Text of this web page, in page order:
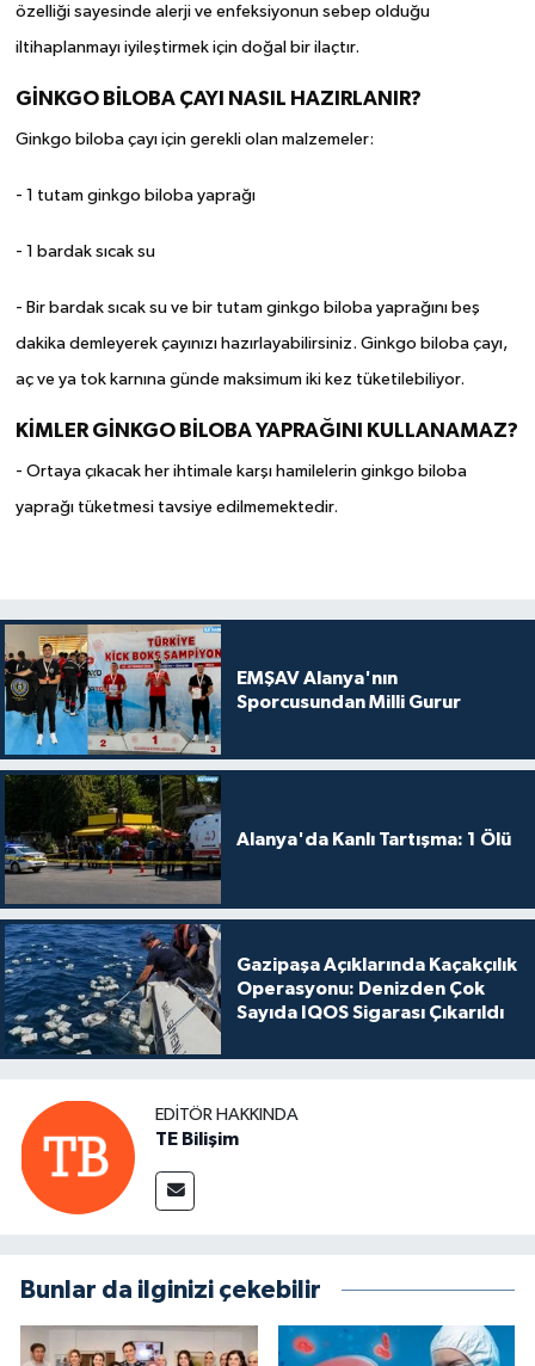
özelliği sayesinde alerji ve enfeksiyonun sebep olduğu
iltihaplanmayı iyileştirmek için doğal bir ilaçtır.
GİNKGO BİLOBA ÇAYI NASIL HAZIRLANIR?
Ginkgo biloba çayı için gerekli olan malzemeler:
- 1 tutam ginkgo biloba yaprağı
- 1 bardak sıcak su
- Bir bardak sıcak su ve bir tutam ginkgo biloba yaprağını beş
dakika demleyerek çayınızı hazırlayabilirsiniz. Ginkgo biloba çayı,
aç ve ya tok karnına günde maksimum iki kez tüketilebiliyor.
KİMLER GİNKGO BİLOBA YAPRAĞINI KULLANAMAZ?
- Ortaya çıkacak her ihtimale karşı hamilelerin ginkgo biloba
yaprağı tüketmesi tavsiye edilmemektedir.
EMŞAV Alanya'nın
Sporcusundan Milli Gurur
Alanya'da Kanlı Tartışma: 1 Ölü
Gazipaşa Açıklarında Kaçakçılık
Operasyonu: Denizden Çok
Sayıda IQOS Sigarası Çıkarıldı
EDITÖR HAKKINDA
TE Bilişim
Bunlar da ilginizi çekebilir